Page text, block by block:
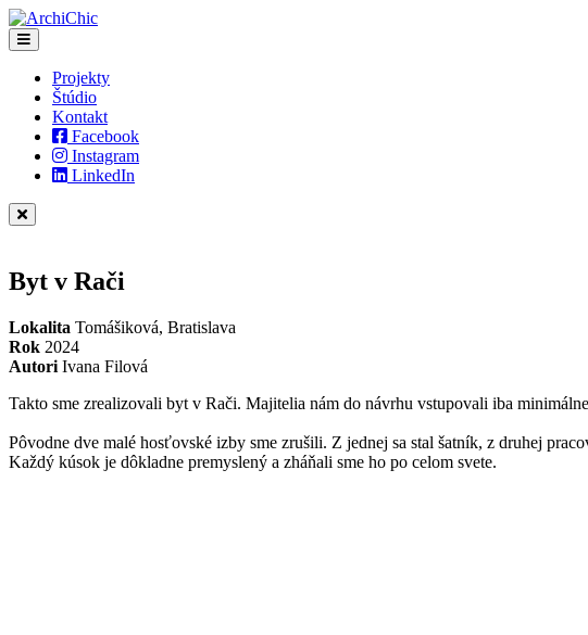
Projekty
Štúdio
Kontakt
Facebook
Instagram
LinkedIn
Byt v Rači
Lokalita Tomášiková, Bratislava
Rok 2024
Autori Ivana Filová
Takto sme zrealizovali byt v Rači. Majitelia nám do návrhu vstupovali iba
Pôvodne dve malé hosťovské izby sme zrušili. Z jednej sa stal šatník, z druhej
Každý kúsok je dôkladne premyslený a zháňali sme ho po celom svete.